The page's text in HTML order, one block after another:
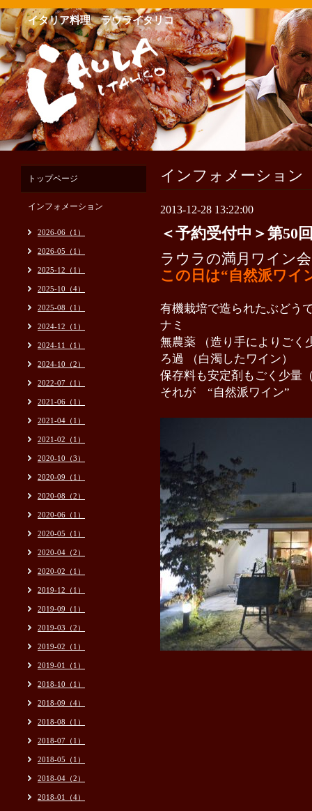
イタリア料理 ラウライタリコ
インフォメーション
2013-12-28 13:22:00
＜予約受付中＞第
ラウラの満月ワイン会
この日は“自然派ワイ
有機栽培で造られたぶどう
ナミ
無農薬 （造り手によりご
ろ過 （白濁したワイン）
保存料も安定剤もごく少量
それが “自然派ワイン”
トップページ
インフォメーション
2026-06（1）
2026-05（1）
2025-12（1）
2025-10（4）
2025-08（1）
2024-12（1）
2024-11（1）
2024-10（2）
2022-07（1）
2021-06（1）
2021-04（1）
2021-02（1）
2020-10（3）
2020-09（1）
2020-08（2）
2020-06（1）
2020-05（1）
2020-04（2）
2020-02（1）
2019-12（1）
2019-09（1）
2019-03（2）
2019-02（1）
2019-01（1）
2018-10（1）
2018-09（4）
2018-08（1）
2018-07（1）
2018-05（1）
2018-04（2）
2018-01（4）